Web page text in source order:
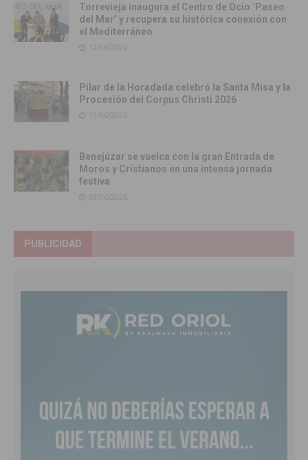
Torrevieja inaugura el Centro de Ocio ‘Paseo
del Mar’ y recupera su histórica conexión con
el Mediterráneo
12/06/2026
Pilar de la Horadada celebró la Santa Misa y la
Procesión del Corpus Christi 2026
11/06/2026
Benejúzar se vuelca con la gran Entrada de
Moros y Cristianos en una intensa jornada
festiva
09/06/2026
PUBLICIDAD